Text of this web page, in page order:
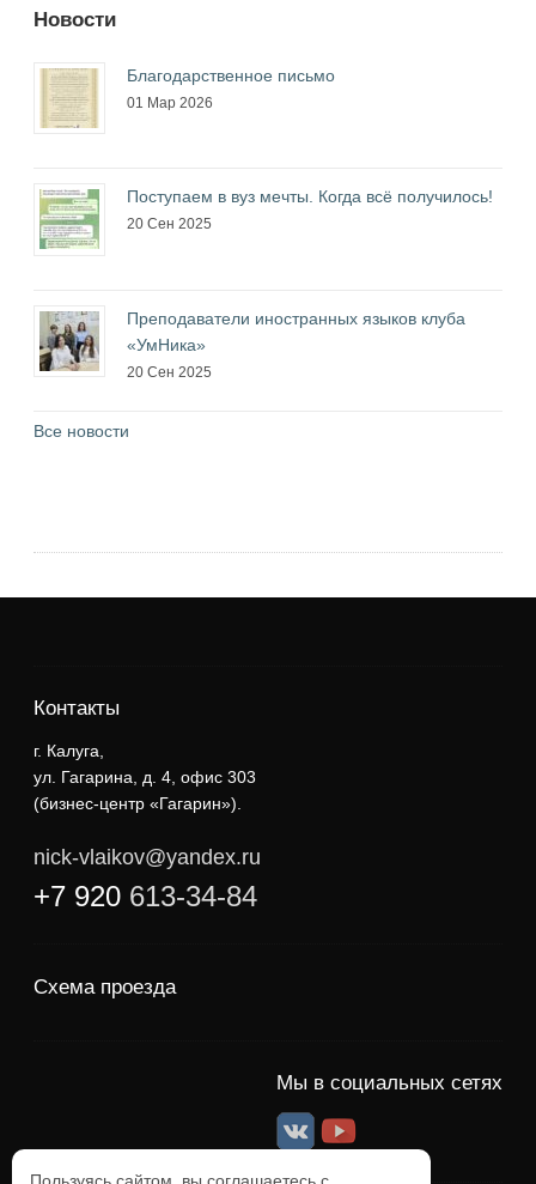
Новости
Благодарственное письмо
01 Мар 2026
Поступаем в вуз мечты. Когда всё получилось!
20 Сен 2025
Преподаватели иностранных языков клуба
«УмНика»
20 Сен 2025
Все новости
Контакты
г. Калуга,
ул. Гагарина, д. 4, офис 303
(бизнес-центр «Гагарин»).
nick-vlaikov@yandex.ru
+7 920 613-34-84
Схема проезда
Мы в социальных сетях